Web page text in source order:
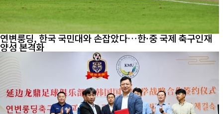
연변룽딩, 한국 국민대와 손잡았다…한·중 국제 축구인재
양성 본격화